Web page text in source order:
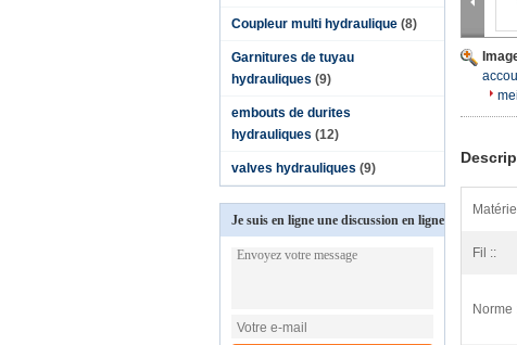
Coupleur multi hydraulique (8)
Garnitures de tuyau
hydrauliques (9)
embouts de durites
hydrauliques (12)
valves hydrauliques (9)
Je suis en ligne une discussion en ligne
Fil ::
Norme